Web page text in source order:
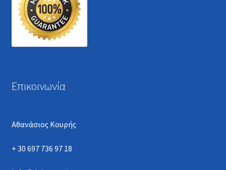
Επικοινωνία
Αθανάσιος Κουρής
+ 30 697 736 97 18